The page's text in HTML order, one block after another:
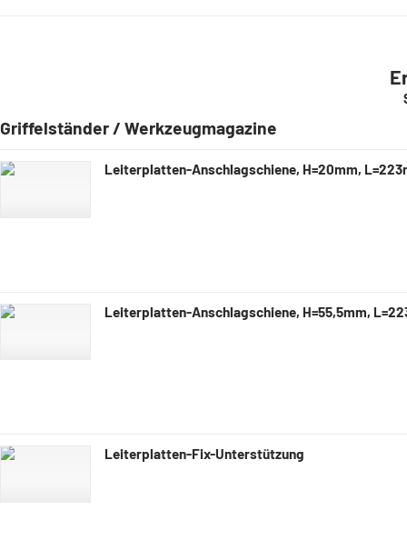
Griffelständer / Werkzeugmagazine
Leiterplatten-Anschlagschiene, H=20mm,
Leiterplatten-Anschlagschiene, H=55,5mm,
Leiterplatten-Fix-Unterstützung